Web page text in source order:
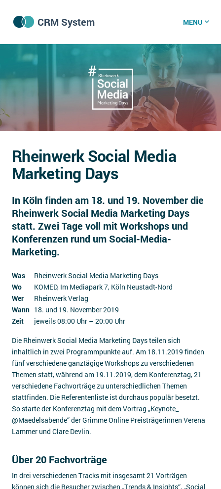
CRM System
CRM Software
CRM Wissenszentrum
CRM News
Was ist CRM?
Offene Stellen bei CRM-Lieferanten
Über uns
DSGVO/GDPR
Impressum
Kontakt
MENU
Rheinwerk Social Media
Marketing Days
In Köln finden am 18. und 19. November die
Rheinwerk Social Media Marketing Days
statt. Zwei Tage voll mit Workshops und
Konferenzen rund um Social-Media-
Marketing.
Was
Rheinwerk Social Media Marketing Days
Wo
KOMED, Im Mediapark 7, Köln Neustadt-Nord
Wer
Rheinwerk Verlag
Wann 18. und 19. November 2019
Zeit
jeweils 08:00 Uhr – 20:00 Uhr
Die Rheinwerk Social Media Marketing Days teilen sich
inhaltlich in zwei Programmpunkte auf. Am 18.11.2019 finden
fünf verschiedene ganztägige Workshops zu verschiedenen
Themen statt, während am 19.11.2019, dem Konferenztag, 21
verschiedene Fachvorträge zu unterschiedlichen Themen
stattfinden. Die Referentenliste ist durchaus populär besetzt.
So starte der Konferenztag mit dem Vortrag „Keynote_
@Maedelsabende“ der Grimme Online Preisträgerinnen Verena
Lammer und Clare Devlin.
Über 20 Fachvorträge
In drei verschiedenen Tracks mit insgesamt 21 Vorträgen
können sich die Besucher zwischen „Trends & Insights“, „Social